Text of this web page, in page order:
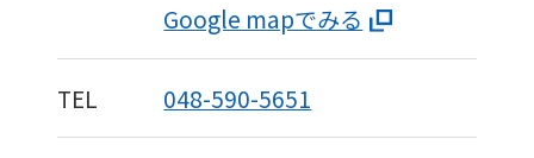
Google mapでみる
TEL 048-590-5651